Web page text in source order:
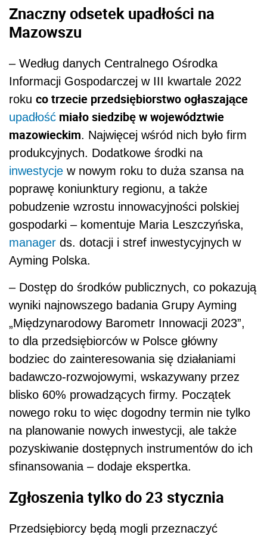
Znaczny odsetek upadłości na
Mazowszu
– Według danych Centralnego Ośrodka
Informacji Gospodarczej w III kwartale 2022
roku co trzecie przedsiębiorstwo ogłaszające
upadłość miało siedzibę w województwie
mazowieckim. Najwięcej wśród nich było firm
produkcyjnych. Dodatkowe środki na
inwestycje w nowym roku to duża szansa na
poprawę koniunktury regionu, a także
pobudzenie wzrostu innowacyjności polskiej
gospodarki – komentuje Maria Leszczyńska,
manager ds. dotacji i stref inwestycyjnych w
Ayming Polska.
– Dostęp do środków publicznych, co pokazują
wyniki najnowszego badania Grupy Ayming
„Międzynarodowy Barometr Innowacji 2023”,
to dla przedsiębiorców w Polsce główny
bodziec do zainteresowania się działaniami
badawczo-rozwojowymi, wskazywany przez
blisko 60% prowadzących firmy. Początek
nowego roku to więc dogodny termin nie tylko
na planowanie nowych inwestycji, ale także
pozyskiwanie dostępnych instrumentów do ich
sfinansowania – dodaje ekspertka.
Zgłoszenia tylko do 23 stycznia
Przedsiębiorcy będą mogli przeznaczyć